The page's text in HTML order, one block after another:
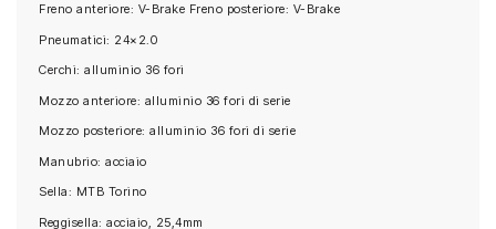
Freno anteriore: V-Brake Freno posteriore: V-Brake
Pneumatici: 24×2.0
Cerchi: alluminio 36 fori
Mozzo anteriore: alluminio 36 fori di serie
Mozzo posteriore: alluminio 36 fori di serie
Manubrio: acciaio
Sella: MTB Torino
Reggisella: acciaio, 25,4mm